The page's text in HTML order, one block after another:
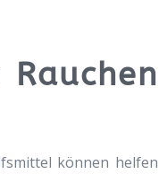
können helfen